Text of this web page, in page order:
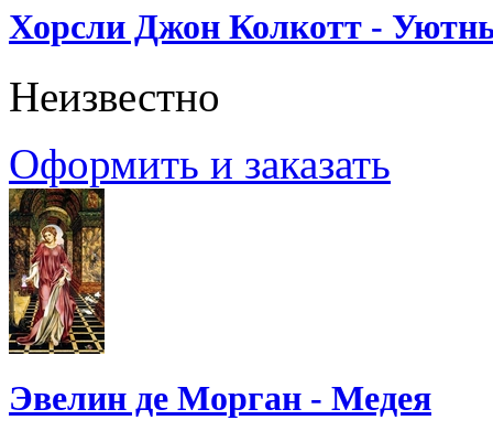
Хорсли Джон Колкотт -
Неизвестно
Оформить и заказать
Эвелин де Морган - Медея